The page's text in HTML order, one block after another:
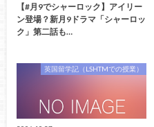
【#月9でシャーロック】アイリー
ン登場？新月9ドラマ「シャーロッ
ク」第二話も…
英国留学記（LSHTMでの授業）